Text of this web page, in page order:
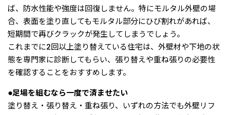
ば、防水性能や強度は回復しません。特にモルタル外壁の場
合、表面を塗り直してもモルタル部分にひび割れがあれば、
短期間で再びクラックが発生してしまうでしょう。
これまでに2回以上塗り替えている住宅は、外壁材や下地の状
態を専門家に診断してもらい、張り替えや重ね張りの必要性
を確認することをおすすめします。
●足場を組むなら一度で済ませたい
塗り替え・張り替え・重ね張り、いずれの方法でも外壁リフ